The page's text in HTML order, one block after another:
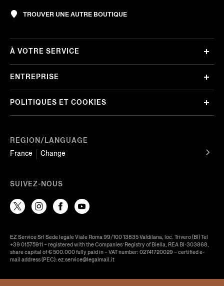
TROUVER UNE AUTRE BOUTIQUE
REGION/LANGUAGE
France
Change
À VOTRE SERVICE
ENTREPRISE
POLITIQUES ET COOKIES
SUIVEZ-NOUS
EZ Service Srl Sede legale Viale Roma 99/100 13835 Valdilana, loc. Trivero (BI) Tel
+39 01575911 – registered with the Companies’ Registry of Biella, REA BI-303868,
share capital of € 500.000 fully paid in – VAT number: 02741720029 – certified e-
mail address (PEC): ez.service@legalmail.it